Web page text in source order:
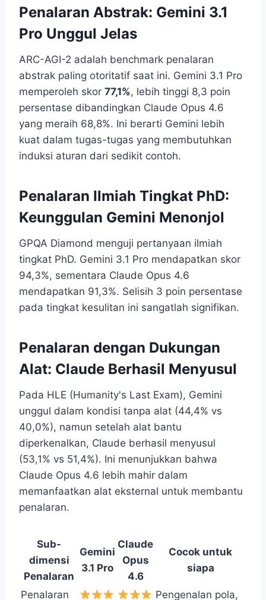
Penalaran Abstrak: Gemini 3.1
Pro Unggul Jelas
ARC-AGI-2 adalah benchmark penalaran
abstrak paling otoritatif saat ini. Gemini 3.1 Pro
memperoleh skor 77,1%, lebih tinggi 8,3 poin
persentase dibandingkan Claude Opus 4.6
yang meraih 68,8%. Ini berarti Gemini lebih
kuat dalam tugas-tugas yang membutuhkan
induksi aturan dari sedikit contoh.
Penalaran Ilmiah Tingkat PhD:
Keunggulan Gemini Menonjol
GPQA Diamond menguji pertanyaan ilmiah
tingkat PhD. Gemini 3.1 Pro mendapatkan skor
94,3%, sementara Claude Opus 4.6
mendapatkan 91,3%. Selisih 3 poin persentase
pada tingkat kesulitan ini sangatlah signifikan.
Penalaran dengan Dukungan
Alat: Claude Berhasil Menyusul
Pada HLE (Humanity's Last Exam), Gemini
unggul dalam kondisi tanpa alat (44,4% vs
40,0%), namun setelah alat bantu
diperkenalkan, Claude berhasil menyusul
(53,1% vs 51,4%). Ini menunjukkan bahwa
Claude Opus 4.6 lebih mahir dalam
memanfaatkan alat eksternal untuk membantu
penalaran.
Sub-
dimensi
Penalaran
Gemini
3.1 Pro
Claude
Opus
4.6
Cocok untuk
siapa
Penalaran
Pengenalan pola,